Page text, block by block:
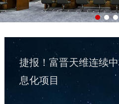
捷报！富晋天维连续
息化项目